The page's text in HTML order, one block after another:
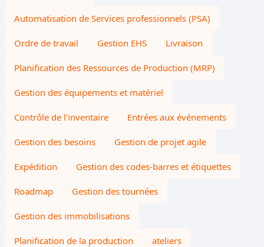
Automatisation de Services professionnels (PSA)
Ordre de travail Gestion EHS Livraison
Planification des Ressources de Production (MRP)
Gestion des équipements et matériel
Contrôle de l'inventaire Entrées aux événements
Gestion des besoins Gestion de projet agile
Expédition Gestion des codes-barres et étiquettes
Roadmap Gestion des tournées
Gestion des immobilisations
Planification de la production ateliers